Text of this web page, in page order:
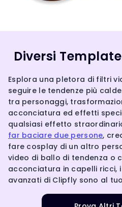
Diversi
Esplora una pletora di filtri
seguire le tendenze più
tra personaggi,
acconciatura ed effetti
qualsiasi effetto
far baciare due persone,
fare cosplay di un altro
video di ballo di tendenza o
acconciatura in capelli ricci,
avanzati di Clipfly sono al